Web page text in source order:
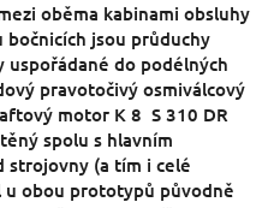
oběma kabinami obsluhy
jsou průduchy
do podélných
pravotočivý osmiválcový
motor K 8 S 310 DR
spolu s hlavním
strojovny (a tím i celé
obou prototypů původně